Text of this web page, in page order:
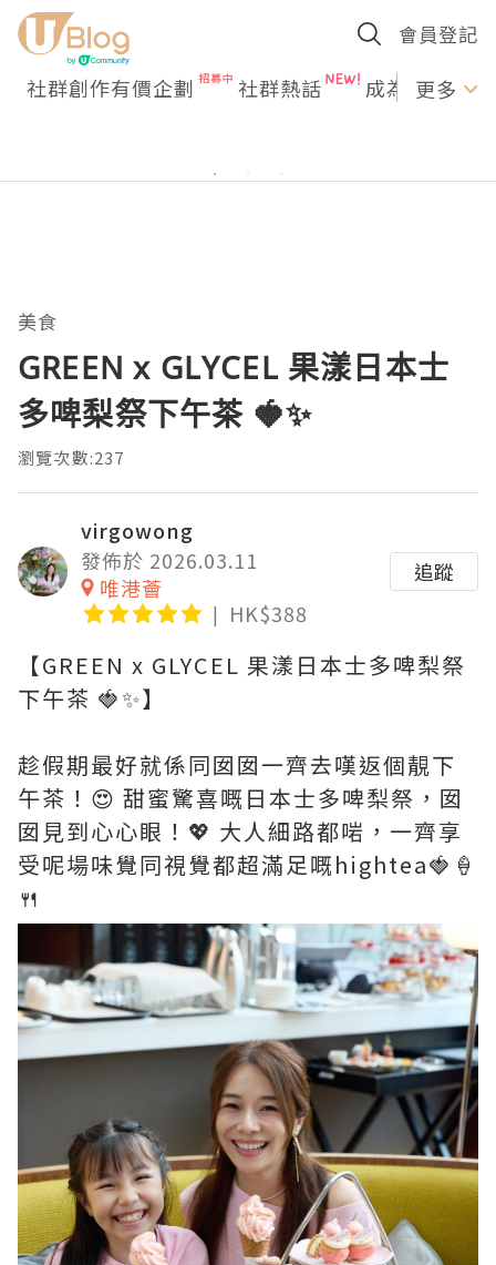
會員登記
社群創作有價企劃 社群熱話 成為U更多
美食
GREEN x GLYCEL 果漾日本士
多啤梨祭下午茶 🍓✨
瀏覽次數:237
virgowong
發佈於 2026.03.11
唯港薈
HK$388
追蹤
【GREEN x GLYCEL 果漾日本士多啤梨祭
下午茶 🍓✨】
趁假期最好就係同囡囡一齊去嘆返個靚下
午茶！😍 甜蜜驚喜嘅日本士多啤梨祭，囡
囡見到心心眼！💖 大人細路都啱，一齊享
受呢場味覺同視覺都超滿足嘅hightea🍓🍦
🍴